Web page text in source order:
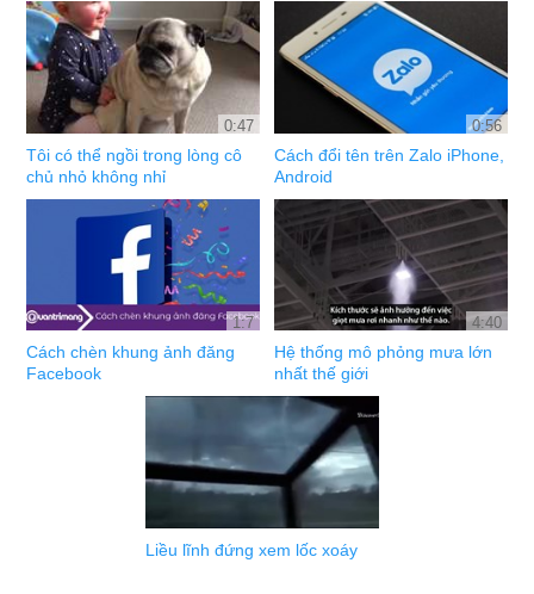
0:47
Tôi có thể ngồi trong lòng cô
chủ nhỏ không nhỉ
0:56
Cách đổi tên trên Zalo iPhone,
Android
1:7
Cách chèn khung ảnh đăng
Facebook
4:40
Hệ thống mô phỏng mưa lớn
nhất thế giới
Liều lĩnh đứng xem lốc xoáy